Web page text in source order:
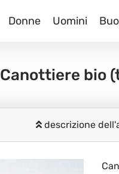
Donne Uomini
Canottiere bio
descrizione